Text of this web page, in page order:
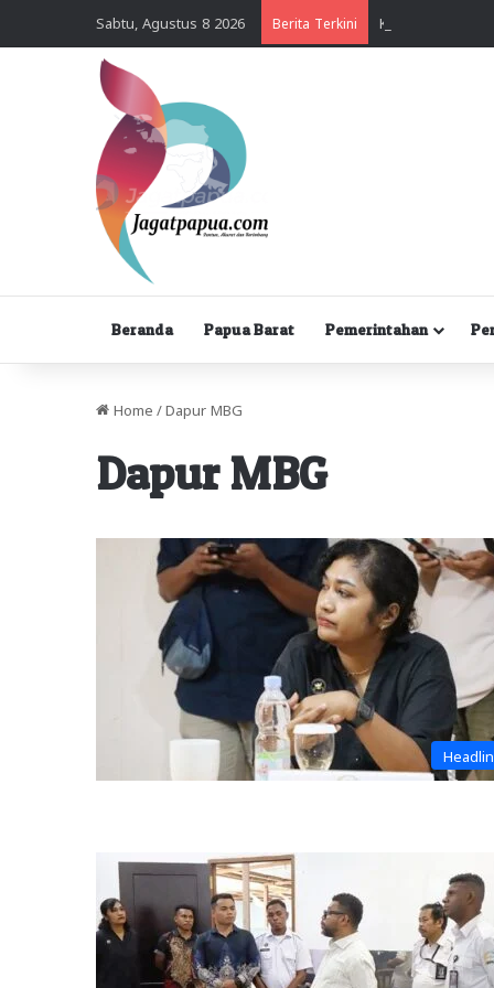
Sabtu, Agustus 8 2026 Berita Terkini
Beranda Papua Barat Pemerintahan
Home / Dapur MBG
Dapur MBG